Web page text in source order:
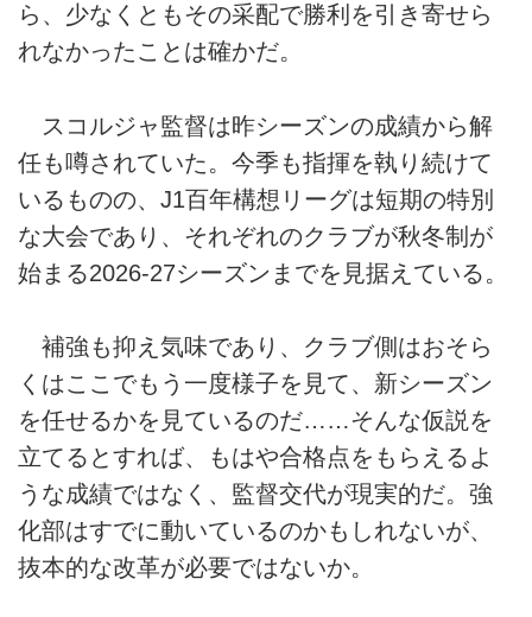
ら、少なくともその采配で勝利を引き寄せら
れなかったことは確かだ。
スコルジャ監督は昨シーズンの成績から解
任も噂されていた。今季も指揮を執り続けて
いるものの、J1百年構想リーグは短期の特別
な大会であり、それぞれのクラブが秋冬制が
始まる2026-27シーズンまでを見据えている。
補強も抑え気味であり、クラブ側はおそら
くはここでもう一度様子を見て、新シーズン
を任せるかを見ているのだ……そんな仮説を
立てるとすれば、もはや合格点をもらえるよ
うな成績ではなく、監督交代が現実的だ。強
化部はすでに動いているのかもしれないが、
抜本的な改革が必要ではないか。